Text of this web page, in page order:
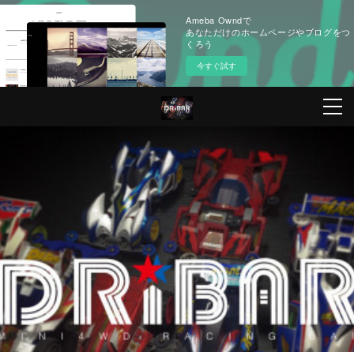
Ameba Owndで
あなただけのホームページやブログをつ
くろう
今すぐ試す